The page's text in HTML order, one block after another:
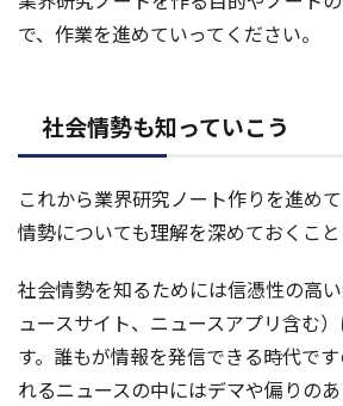
で、作業を進めていってください。
社会情勢も知っていこう
これから業界研究ノート作りを進め
情勢についても理解を深めておくこと
社会情勢を知るためには信憑性の高
ュースサイト、ニュースアプリ含む
す。誰もが情報を発信できる時代で
れるニュースの中にはデマや偏りの